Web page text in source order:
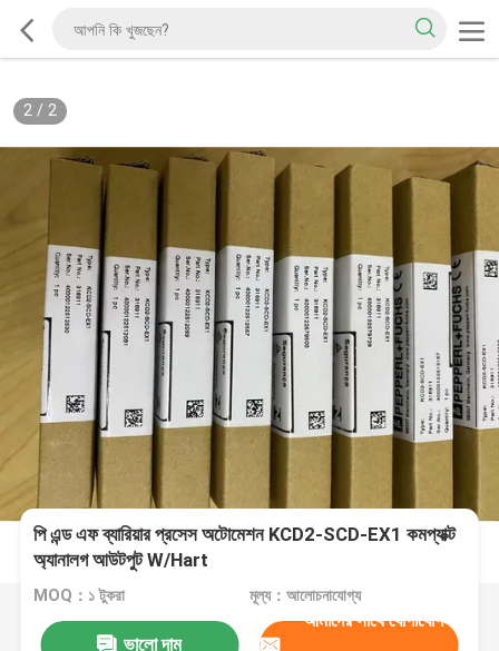
2/ 2
পি এন্ড এফ ব্যারিয়ার প্রসেস অটোমেশন KCD2-SCD-EX1 কমপ্যাক্ট
অ্যানালগ আউটপুট W/Hart
MOQ：১ টুকরা মূল্য：আলোচনাযোগ্য
ভালো দাম
আমাদের সাথে যোগাযোগ